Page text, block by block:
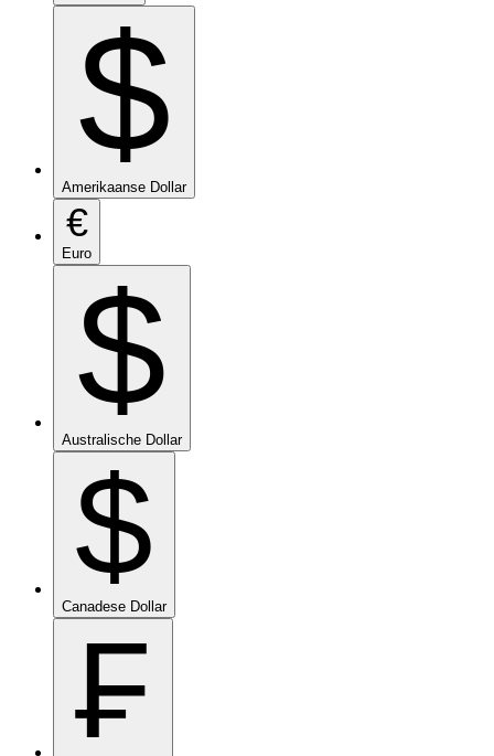
$
Amerikaanse Dollar
€
Euro
$
Australische Dollar
$
Canadese Dollar
₣